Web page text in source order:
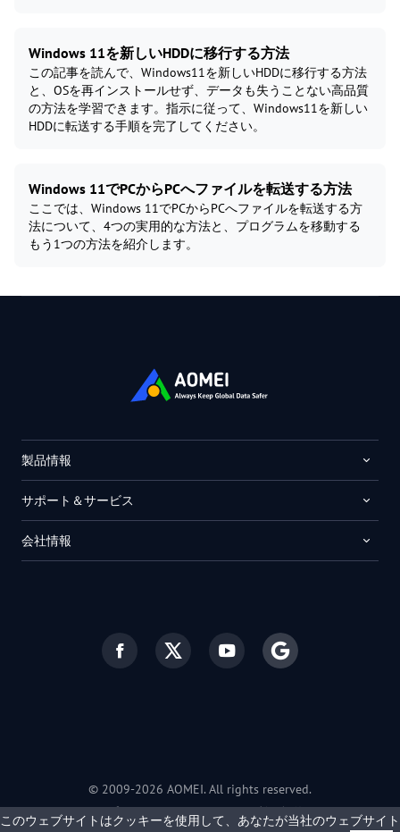
Windows 11を新しいHDDに移行する方法
この記事を読んで、Windows11を新しいHDDに移行する方法
と、OSを再インストールせず、データも失うことない高品質
の方法を学習できます。指示に従って、Windows11を新しい
HDDに転送する手順を完了してください。
Windows 11でPCからPCへファイルを転送する方法
ここでは、Windows 11でPCからPCへファイルを転送する方
法について、4つの実用的な方法と、プログラムを移動する
もう1つの方法を紹介します。
製品情報
サポート＆サービス
会社情報
© 2009-2026 AOMEI. All rights reserved.
プライバシーポリシー
| 利用規約
このウェブサイトはクッキーを使用して、あなたが当社のウェブサイト